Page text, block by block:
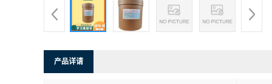
产品详请